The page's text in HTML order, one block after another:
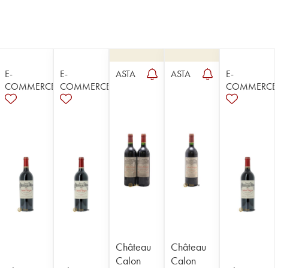
E-
COMMERCE
E-
COMMERCE
ASTA
Château
Calon
ASTA
Château
Calon
E-
COMMERCE